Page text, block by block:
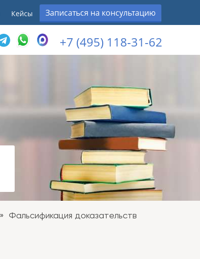
Кейсы Записаться на консультацию
+7 (495) 118-31-62
Фальсификация доказательств